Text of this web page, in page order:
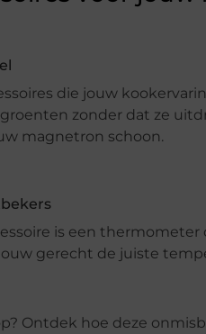
die jouw
zonder dat ze
magnetron schoon.
is een
gerecht de juiste
Ontdek hoe deze